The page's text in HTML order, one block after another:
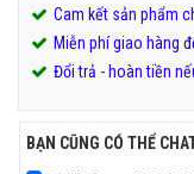
Cam kết sản phẩm
Miễn phí giao hàng
Đổi trả - hoàn tiền
BẠN CŨNG CÓ THỂ